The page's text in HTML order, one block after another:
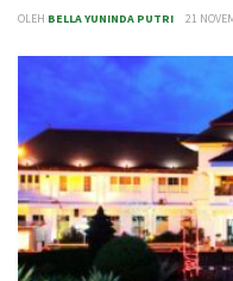
OLEH BELLA YUNINDA PUTRI 21